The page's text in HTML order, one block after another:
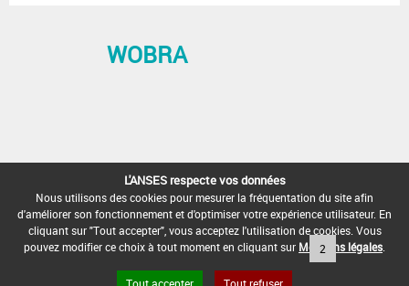
WOBRA
« Préc. 1 2 Suiv. »
L'ANSES respecte vos données
Nous utilisons des cookies pour mesurer la fréquentation du site afin
d'améliorer son fonctionnement et d'optimiser votre expérience utilisateur. En
cliquant sur "Tout accepter", vous acceptez l'utilisation de cookies. Vous
pouvez modifier ce choix à tout moment en cliquant sur Mentions légales